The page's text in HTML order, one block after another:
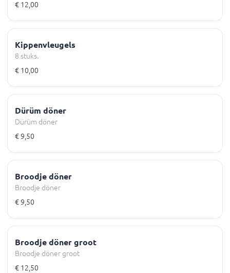
€ 12,00
Kippenvleugels
8 stuks.
€ 10,00
Dürüm döner
Dürüm döner
€ 9,50
Broodje döner
Broodje döner
€ 9,50
Broodje döner groot
Broodje döner groot
€ 12,50